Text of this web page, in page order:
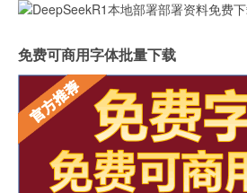
免费可商用字体批量下载